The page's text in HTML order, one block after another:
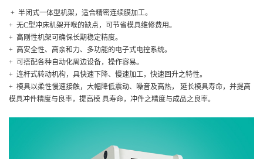
+ 半闭式一体型机架，适合精密连续膜加工。
+ 无C型冲床机架开喉的缺点，可节省模具维修费用。
+ 高刚性机架可确保长期稳定精度。
+ 高安全性、高亲和力、多功能的电子式电控系统。
+ 可搭配各种自动化周边设备，操作容易。
+ 连杆式转动机构，具快速下降、慢速加工，快速回升之特性。
+ 模具以柔性慢速接触，大幅降低震动、噪音及高热， 延长模具寿命，并提高
模具冲件精度与良率，提高模 具寿命，冲件之精度与成品之良率。